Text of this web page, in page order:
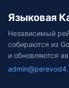
Языковая
Независимый
собираются из
и обновляются